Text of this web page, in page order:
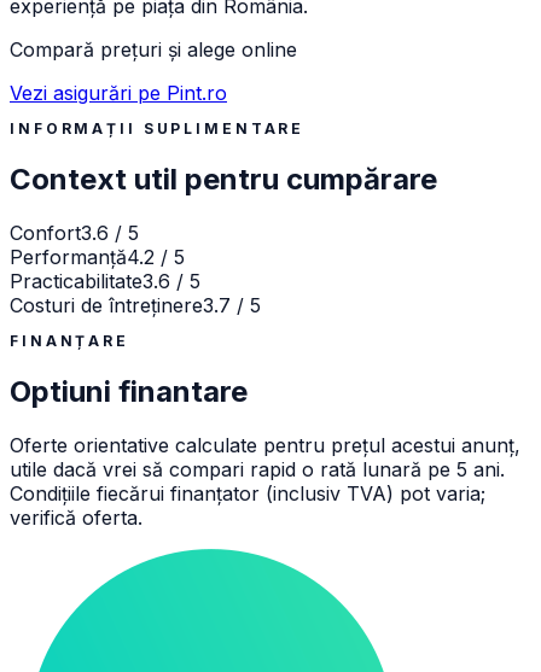
experiență pe piața din România.
Compară prețuri și alege online
Vezi asigurări pe Pint.ro
INFORMAȚII SUPLIMENTARE
Context util pentru cumpărare
Confort3.6 / 5
Performanță4.2 / 5
Practicabilitate3.6 / 5
Costuri de întreținere3.7 / 5
FINANȚARE
Optiuni finantare
Oferte orientative calculate pentru prețul acestui anunț,
utile dacă vrei să compari rapid o rată lunară pe 5 ani.
Condițiile fiecărui finanțator (inclusiv TVA) pot varia;
verifică oferta.